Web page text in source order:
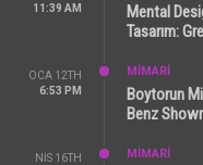
11:39 AM
Mental
Tasarım:
OCA 12TH
6:53 PM
MİMARİ
Boytorun
Benz
NIS 16TH
MİMARİ